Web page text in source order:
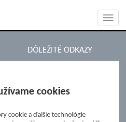
DÔLEŽITÉ ODKAZY
Nadácia Železiarne
ŽP Informatika s.r.o.
cookies
cookie a ďalšie technológie